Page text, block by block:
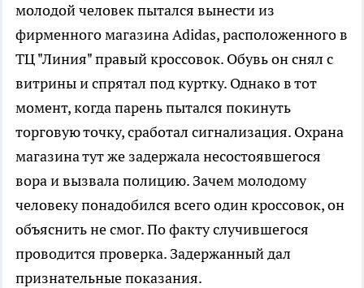
молодой человек пытался вынести из
фирменного магазина Adidas, расположенного в
ТЦ "Линия" правый кроссовок. Обувь он снял с
витрины и спрятал под куртку. Однако в тот
момент, когда парень пытался покинуть
торговую точку, сработал сигнализация. Охрана
магазина тут же задержала несостоявшегося
вора и вызвала полицию. Зачем молодому
человеку понадобился всего один кроссовок, он
объяснить не смог. По факту случившегося
проводится проверка. Задержанный дал
признательные показания.